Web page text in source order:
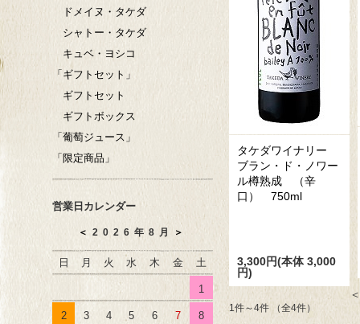
ドメイヌ・タケダ
シャトー・タケダ
キュベ・ヨシコ
「ギフトセット」
ギフトセット
ギフトボックス
「葡萄ジュース」
「限定商品」
営業日カレンダー
＜ 2026年8月 ＞
日 月 火 水 木 金 土
1
2 3 4 5 6 7 8
タケダワイナリー
ブラン・ド・ノワー
ル樽熟成 （辛
口） 750ml
3,300円(本体 3,000
円)
1件～4件 （全4件）